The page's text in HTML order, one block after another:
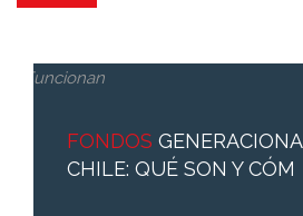
FONDOS
CHILE: QUÉ SON Y CÓM